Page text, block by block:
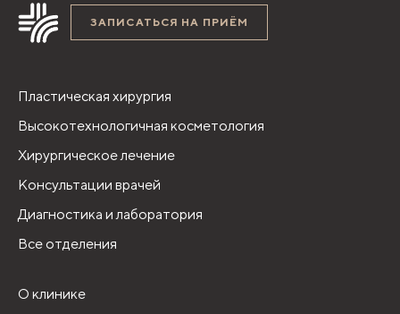
ЗАПИСАТЬСЯ НА ПРИЁМ
Пластическая хирургия
Высокотехнологичная косметология
Хирургическое лечение
Консультации врачей
Диагностика и лаборатория
Все отделения
О клинике